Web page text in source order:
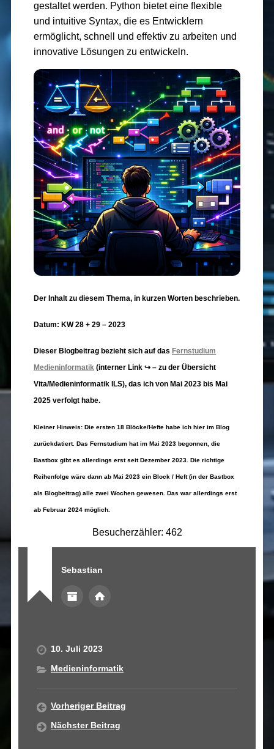
gestaltet werden. Python bietet eine flexible
und intuitive Syntax, die es Entwicklern
ermöglicht, schnell und effektiv zu arbeiten und
innovative Lösungen zu entwickeln.
Der Inhalt zu diesem Thema, in kurzen Worten beschrieben.
Datum: KW 28 + 29 – 2023
Dieser Blogbeitrag bezieht sich auf das Fernstudium
Medieninformatik(interner Link ↪ – zu der Übersicht
Vita/Medieninformatik ILS), das ich von Mai 2023 bis Mai
2025 verfolgt habe.
Kleiner Hinweis: Die ersten 18 Blöcke/Hefte habe ich hier im Blog
zurückdatiert. Das Fernstudium hat im Mai 2023 begonnen, die
Bastbox gibt es allerdings erst seit Dezember 2023. Die richtige
Reihenfolge wäre dann ab Mai 2023 ein Block / Heft (in der Bastbox
als Blogbeitrag) alle zwei Wochen gewesen. Das war allerdings erst
ab Februar 2024 möglich.
Besucherzähler: 462
Sebastian
10. Juli 2023
Medieninformatik
Vorheriger Beitrag
Nächster Beitrag